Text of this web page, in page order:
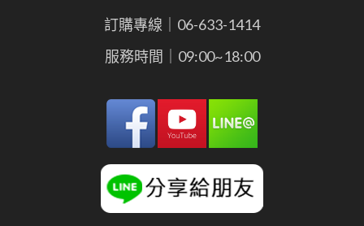
訂購專線｜06-633-1414
服務時間｜09:00~18:00